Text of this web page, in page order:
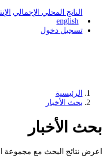
الناتج المحلي الإجمالي
english
تسجيل دخول
الرئيسية
بحث الأخبار
بحث الأخبار
اعرض نتائج البحث مع مجموعة